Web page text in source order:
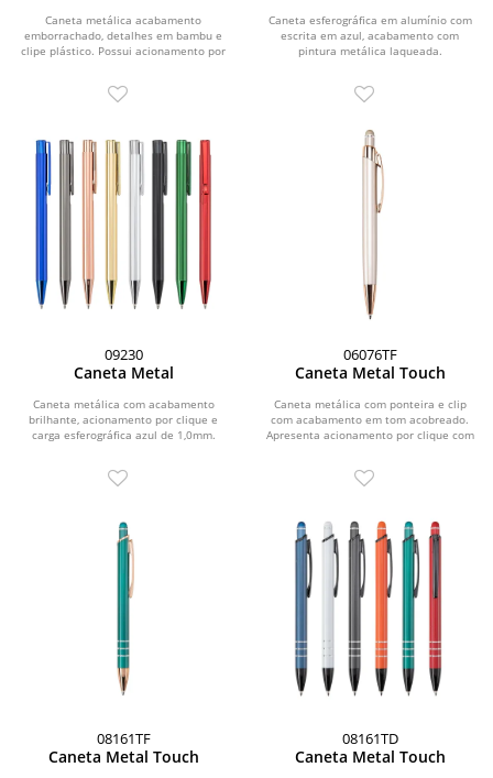
Caneta metálica acabamento
emborrachado, detalhes em bambu e
clipe plástico. Possui acionamento por
Caneta esferográfica em alumínio com
escrita em azul, acabamento com
pintura metálica laqueada.
09230
Caneta Metal
Caneta metálica com acabamento
brilhante, acionamento por clique e
carga esferográfica azul de 1,0mm.
06076TF
Caneta Metal Touch
Caneta metálica com ponteira e clip
com acabamento em tom acobreado.
Apresenta acionamento por clique com
08161TF
Caneta Metal Touch
08161TD
Caneta Metal Touch